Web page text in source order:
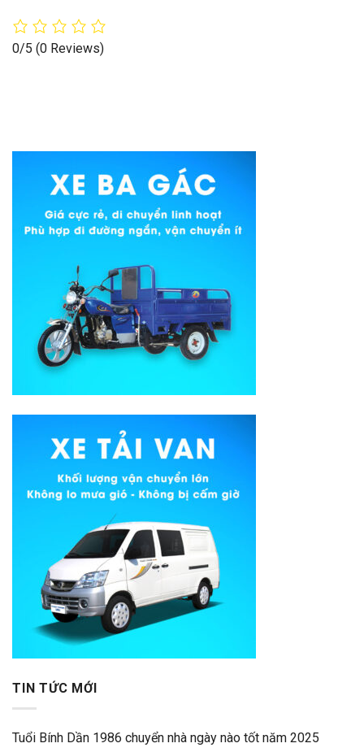
0/5 (0 Reviews)
TIN TỨC MỚI
Tuổi Bính Dần 1986 chuyển nhà ngày nào tốt năm 2025